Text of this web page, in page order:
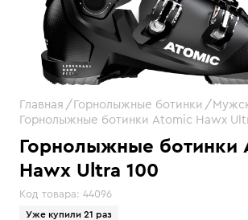
Горнолыжные ботинки
Hawx Ultra 100
Код товара: 44096
Уже купили 21 раз
Главная Горнолыжные ботинки
Горнолыжные ботинки Atomic Hawx